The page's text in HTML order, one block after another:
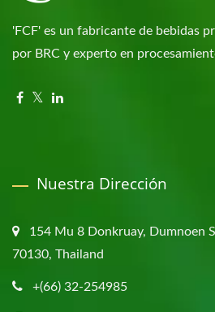
'FCF' es un fabricante de bebidas
por BRC y experto en
Nuestra Dirección
154 Mu 8 Donkruay, Dumnoen
70130, Thailand
+(66) 32-254985